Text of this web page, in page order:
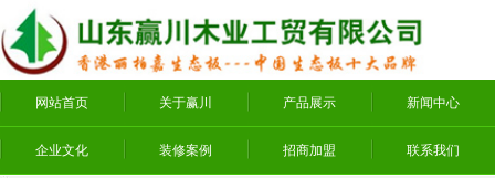
网站首页 关于赢川 产品展示 新闻中心
企业文化 装修案例 招商加盟 联系我们